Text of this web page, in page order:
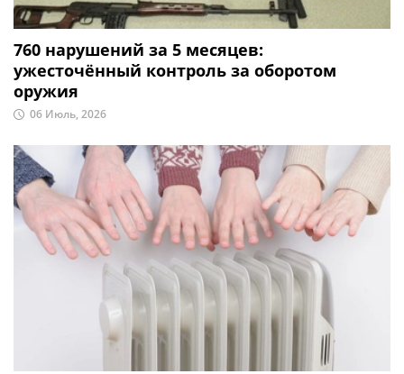
760 нарушений за 5 месяцев:
ужесточённый контроль за оборотом
оружия
06 Июль, 2026